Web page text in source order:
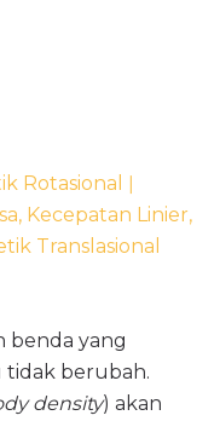
Rotasional ǀ
Kecepatan Linier,
Translasional
benda yang
tidak berubah.
density) akan